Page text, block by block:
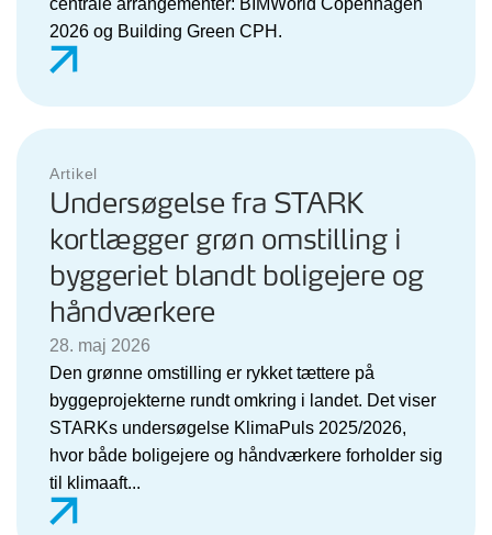
2026 og Building Green CPH.
Artikel
Undersøgelse fra STARK
kortlægger grøn omstilling i
byggeriet blandt boligejere og
håndværkere
28. maj 2026
Den grønne omstilling er rykket tættere på
byggeprojekterne rundt omkring i landet. Det viser
STARKs undersøgelse KlimaPuls 2025/2026,
hvor både boligejere og håndværkere forholder sig
til klimaaft...